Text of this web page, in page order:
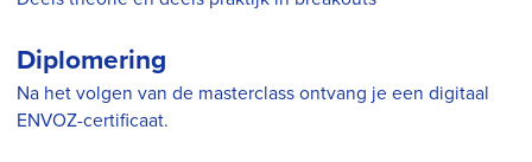
Diplomering
Na het volgen van de masterclass ontvang je een digitaal
ENVOZ-certificaat.